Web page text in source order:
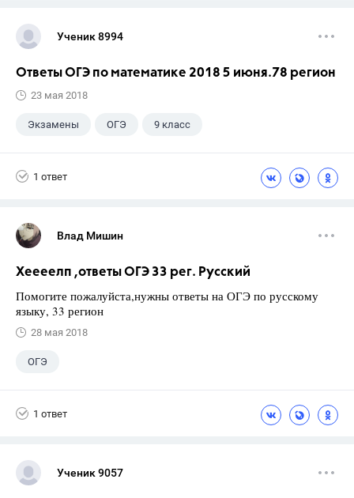
Ученик 8994
Ответы ОГЭ по математике 2018 5 июня.78 регион
23 мая 2018
Экзамены ОГЭ 9 класс
1 ответ
Влад Мишин
Хеееелп ,ответы ОГЭ 33 рег. Русский
Помогите пожалуйста,нужны ответы на ОГЭ по русскому
языку, 33 регион
28 мая 2018
ОГЭ
1 ответ
Ученик 9057